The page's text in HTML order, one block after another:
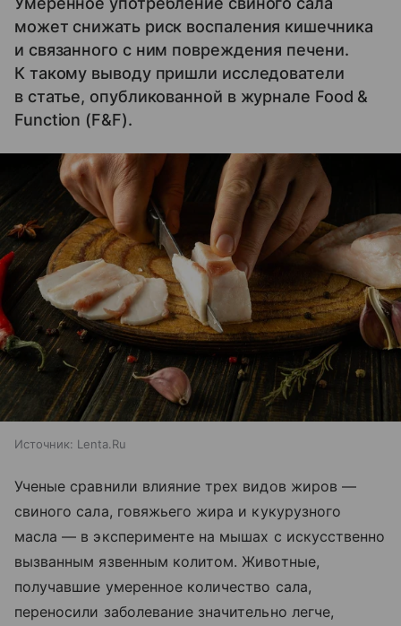
может снижать риск воспаления кишечника
и связанного с ним повреждения печени.
К такому выводу пришли исследователи
в статье, опубликованной в журнале Food &
Function (F&F).
Источник: Lenta.Ru
Ученые сравнили влияние трех видов жиров —
свиного сала, говяжьего жира и кукурузного
масла — в эксперименте на мышах с искусственно
вызванным язвенным колитом. Животные,
получавшие умеренное количество сала,
переносили заболевание значительно легче,